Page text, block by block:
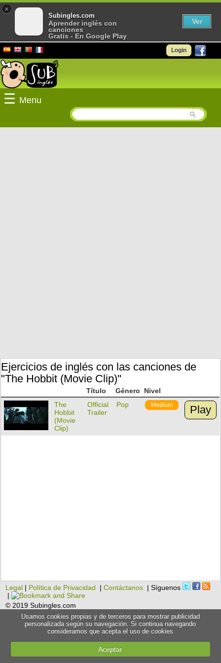
Login
☰ Menu
Ejercicios de inglés con las canciones de
"The Hobbit (Movie Clip)"
Título Género
Nivel
The
Hobbit
(Movie
Clip)
Official
Trailer
Pop Medium Play
Legal | Política de Privacidad |Contáctanos | Síguenos
|
© 2019 Subingles.com
Usamos cookies propias y de terceros para mostrar publicidad
personalizada según su navegación. Si continua navegando
consideramos que acepta el uso de cookies
Aceptar
×
Subingles.com
Aprender inglés con
canciones
Gratis - En Google Play
Ver